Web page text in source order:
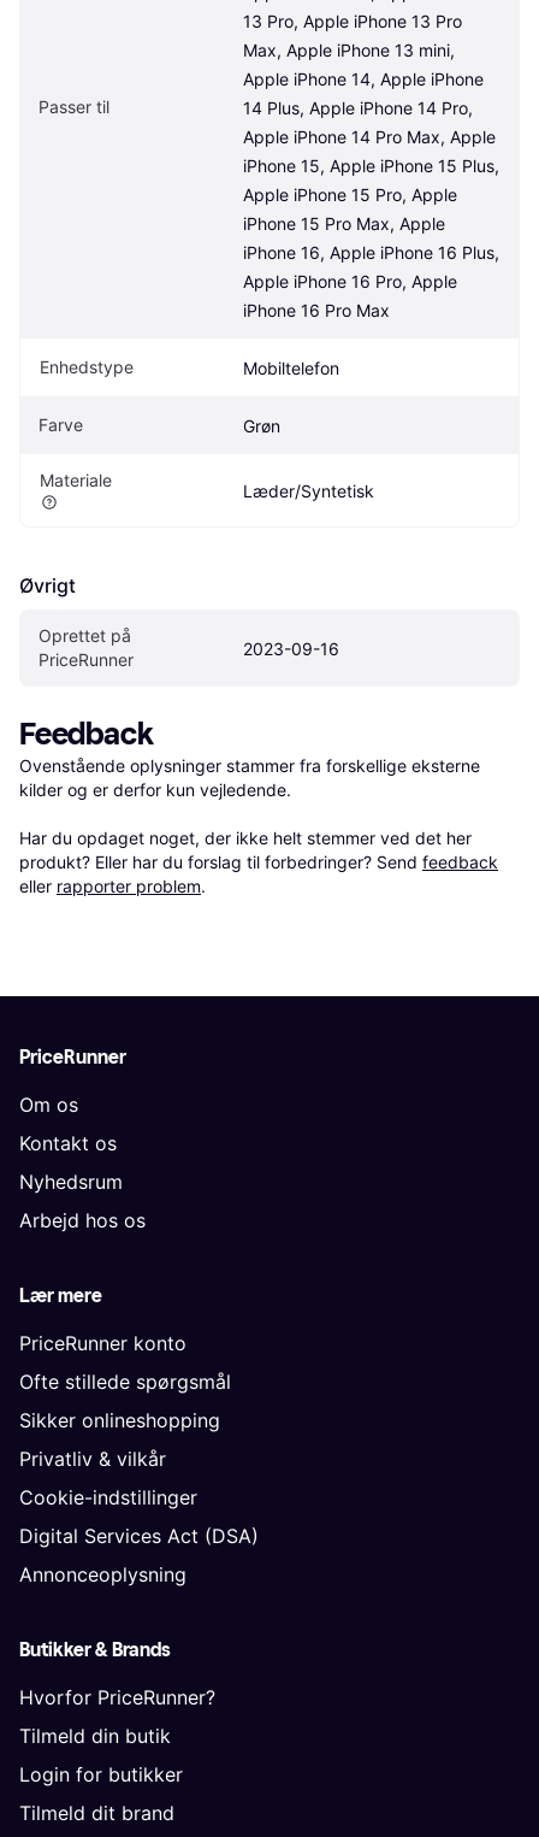
Passer til
13 Pro, Apple iPhone 13 Pro
Max, Apple iPhone 13 mini,
Apple iPhone 14, Apple iPhone
14 Plus, Apple iPhone 14 Pro,
Apple iPhone 14 Pro Max, Apple
iPhone 15, Apple iPhone 15 Plus,
Apple iPhone 15 Pro, Apple
iPhone 15 Pro Max, Apple
iPhone 16, Apple iPhone 16 Plus,
Apple iPhone 16 Pro, Apple
iPhone 16 Pro Max
Enhedstype Mobiltelefon
Farve Grøn
Materiale
Læder/Syntetisk
Øvrigt
Oprettet på
PriceRunner
2023-09-16
Feedback
Ovenstående oplysninger stammer fra forskellige eksterne
kilder og er derfor kun vejledende.
Har du opdaget noget, der ikke helt stemmer ved det her
produkt? Eller har du forslag til forbedringer? Send feedback
eller rapporter problem.
PriceRunner
Om os
Kontakt os
Nyhedsrum
Arbejd hos os
Lær mere
PriceRunner konto
Ofte stillede spørgsmål
Sikker onlineshopping
Privatliv & vilkår
Cookie-indstillinger
Digital Services Act (DSA)
Annonceoplysning
Butikker & Brands
Hvorfor PriceRunner?
Tilmeld din butik
Login for butikker
Tilmeld dit brand